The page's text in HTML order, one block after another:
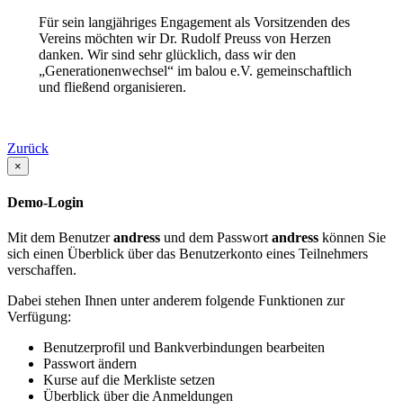
Für sein langjähriges Engagement als Vorsitzenden des
Vereins möchten wir Dr. Rudolf Preuss von Herzen
danken. Wir sind sehr glücklich, dass wir den
„Generationenwechsel“ im balou e.V. gemeinschaftlich
und fließend organisieren.
Zurück
×
Demo-Login
Mit dem Benutzerandress und dem Passwort andress können Sie
sich einen Überblick über das Benutzerkonto eines Teilnehmers
verschaffen.
Dabei stehen Ihnen unter anderem folgende Funktionen zur
Verfügung:
Benutzerprofil und Bankverbindungen bearbeiten
Passwort ändern
Kurse auf die Merkliste setzen
Überblick über die Anmeldungen